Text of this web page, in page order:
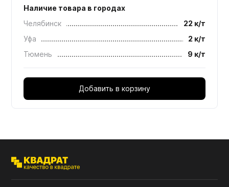
Наличие товара в городах
Челябинск
22 к/т
Уфа
2 к/т
Тюмень
9 к/т
Добавить в корзину